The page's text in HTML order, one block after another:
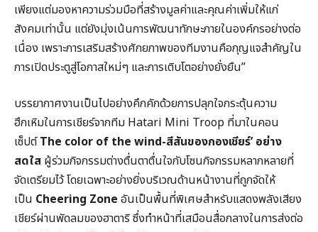
เพียงแต่มองหาความร่วมมือที่สร้างมูลค่าและคุณค่าเพิ่มให้แก่
สังคมเท่านั้น แต่ยังมุ่งเน้นการพัฒนาทักษะภายในองค์กรอย่างต่อ
เนื่อง เพราะการเสริมสร้างศักยภาพของทีมงานคือกุญแจสำคัญใน
การเปิดประตูสู่โอกาสใหม่ๆ และการเติบโตอย่างยั่งยืน”
บรรยากาศงานเป็นไปอย่างคึกคักด้วยการปลุกใจกระตุ้นความ
ฮึกเหิมในการเชียร์จากทีม Hatari Mini Troop ที่มาในคอน
เซ็ปต์The color of the wind-สีสันของกองเชียร์’อย่าง
สดใส ผู้ร่วมกิจกรรมต่างตื่นตาตื่นใจกับโซนกิจกรรมหลากหลายที่
จัดเตรียมไว้ โดยเฉพาะอย่างยิ่งบริเวณด้านหน้างานที่ถูกจัดให้
เป็น Cheering Zone อันเป็นพื้นที่พิเศษสำหรับแสดงพลังเสียง
เชียร์ผ่านพัดลมของฮาตาริ ซึ่งทำหน้าที่เสมือนสื่อกลางในการส่งต่อ